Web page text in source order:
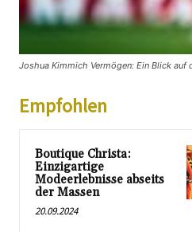
Joshua Kimmich Vermögen: Ein Blick
Empfohlen
Boutique Christa:
Einzigartige
Modeerlebnisse abseits
der Massen
20.09.2024